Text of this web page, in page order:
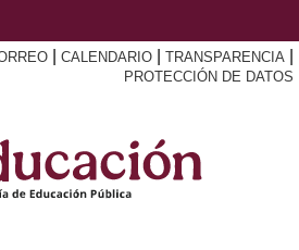
CALENDARIO TRANSPARENCIA
PROTECCIÓN DE DATOS